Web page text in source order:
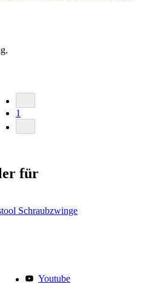
1
für
Schraubzwinge
Youtube